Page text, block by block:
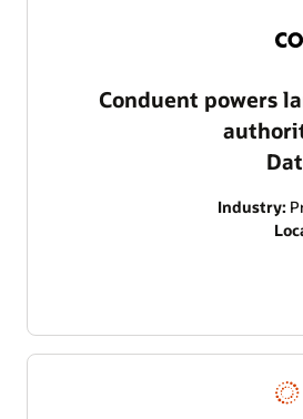
Conduent powers
Industry: